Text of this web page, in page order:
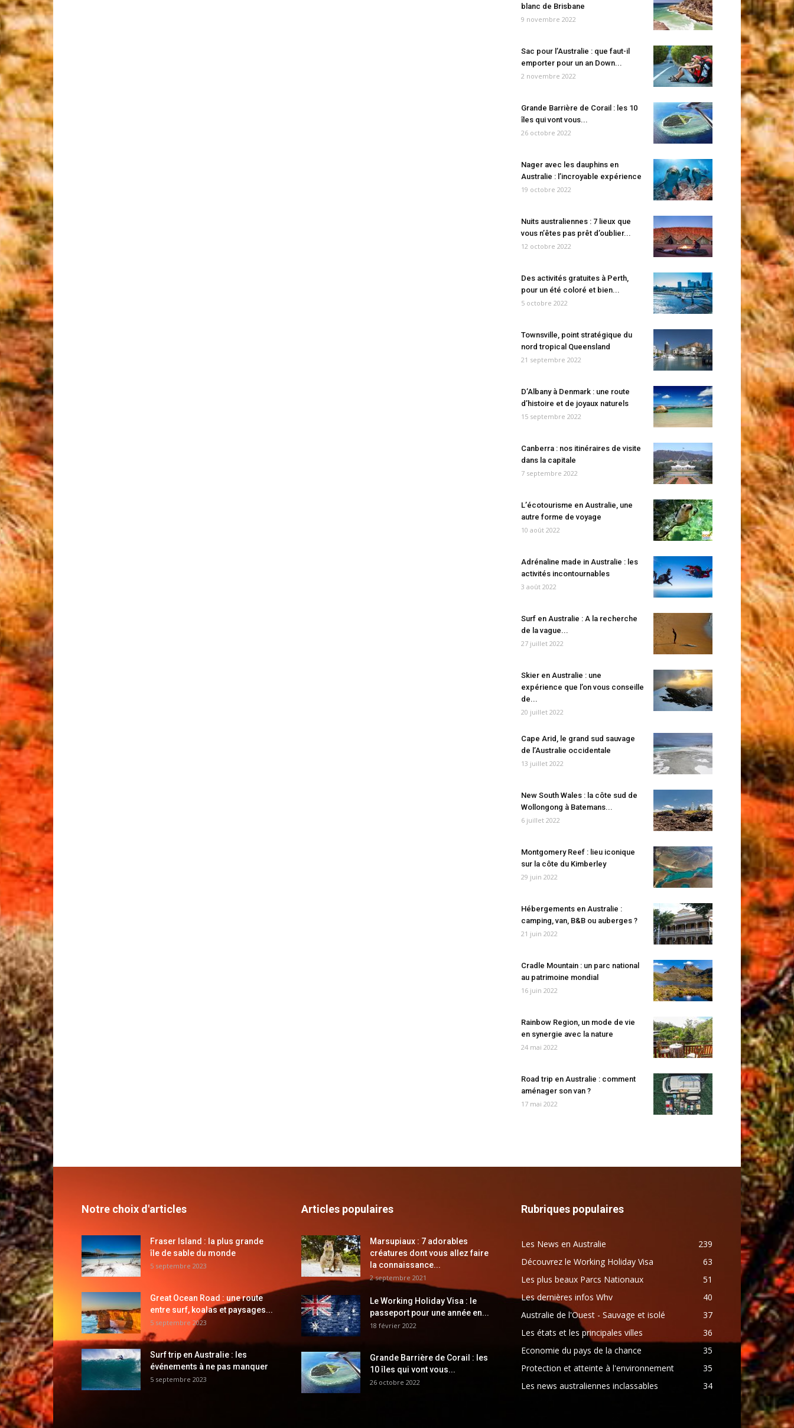
blanc de Brisbane
9 novembre 2022
Sac pour l’Australie : que faut-il
emporter pour un an Down...
2 novembre 2022
Grande Barrière de Corail : les 10
îles qui vont vous...
26 octobre 2022
Nager avec les dauphins en
Australie : l’incroyable expérience
19 octobre 2022
Nuits australiennes : 7 lieux que
vous n’êtes pas prêt d’oublier...
12 octobre 2022
Des activités gratuites à Perth,
pour un été coloré et bien...
5 octobre 2022
Townsville, point stratégique du
nord tropical Queensland
21 septembre 2022
D’Albany à Denmark : une route
d’histoire et de joyaux naturels
15 septembre 2022
Canberra : nos itinéraires de visite
dans la capitale
7 septembre 2022
L’écotourisme en Australie, une
autre forme de voyage
10 août 2022
Adrénaline made in Australie : les
activités incontournables
3 août 2022
Surf en Australie : A la recherche
de la vague...
27 juillet 2022
Skier en Australie : une
expérience que l’on vous conseille
de...
20 juillet 2022
Cape Arid, le grand sud sauvage
de l’Australie occidentale
13 juillet 2022
New South Wales : la côte sud de
Wollongong à Batemans...
6 juillet 2022
Montgomery Reef : lieu iconique
sur la côte du Kimberley
29 juin 2022
Hébergements en Australie :
camping, van, B&B ou auberges ?
21 juin 2022
Cradle Mountain : un parc national
au patrimoine mondial
16 juin 2022
Rainbow Region, un mode de vie
en synergie avec la nature
24 mai 2022
Road trip en Australie : comment
aménager son van ?
17 mai 2022
Notre choix d'articles
Fraser Island : la plus grande
île de sable du monde
5 septembre 2023
Great Ocean Road : une route
entre surf, koalas et paysages...
5 septembre 2023
Surf trip en Australie : les
événements à ne pas manquer
5 septembre 2023
Articles populaires
Marsupiaux : 7 adorables
créatures dont vous allez faire
la connaissance...
2 septembre 2021
Le Working Holiday Visa : le
passeport pour une année en...
18 février 2022
Grande Barrière de Corail : les
10 îles qui vont vous...
26 octobre 2022
Rubriques populaires
Les News en Australie
239
Découvrez le Working Holiday Visa
63
Les plus beaux Parcs Nationaux
51
Les dernières infos Whv
40
Australie de l'Ouest - Sauvage et isolé
37
Les états et les principales villes
36
Economie du pays de la chance
35
Protection et atteinte à l'environnement
35
Les news australiennes inclassables
34